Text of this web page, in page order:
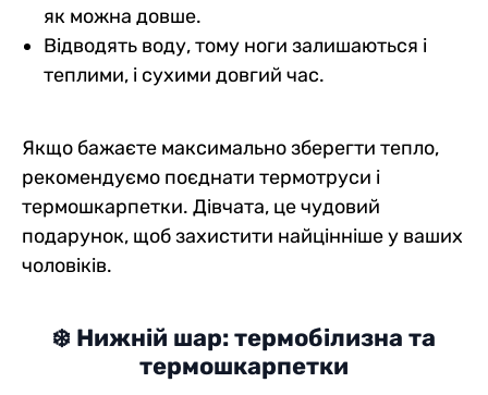
як можна довше.
Відводять воду, тому ноги залишаються і
теплими, і сухими довгий час.
Якщо бажаєте максимально зберегти тепло,
рекомендуємо поєднати термотруси і
термошкарпетки. Дівчата, це чудовий
подарунок, щоб захистити найцінніше у ваших
чоловіків.
❄️ Нижній шар: термобілизна та
термошкарпетки